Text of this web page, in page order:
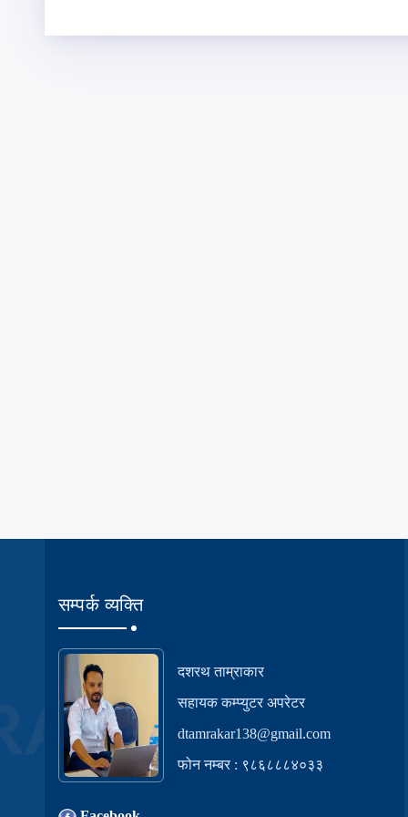
सम्पर्क व्यक्ति
दशरथ ताम्राकार
सहायक कम्प्युटर अपरेटर
dtamrakar138@gmail.com
फोन नम्बर : ९८६८८८४०३३